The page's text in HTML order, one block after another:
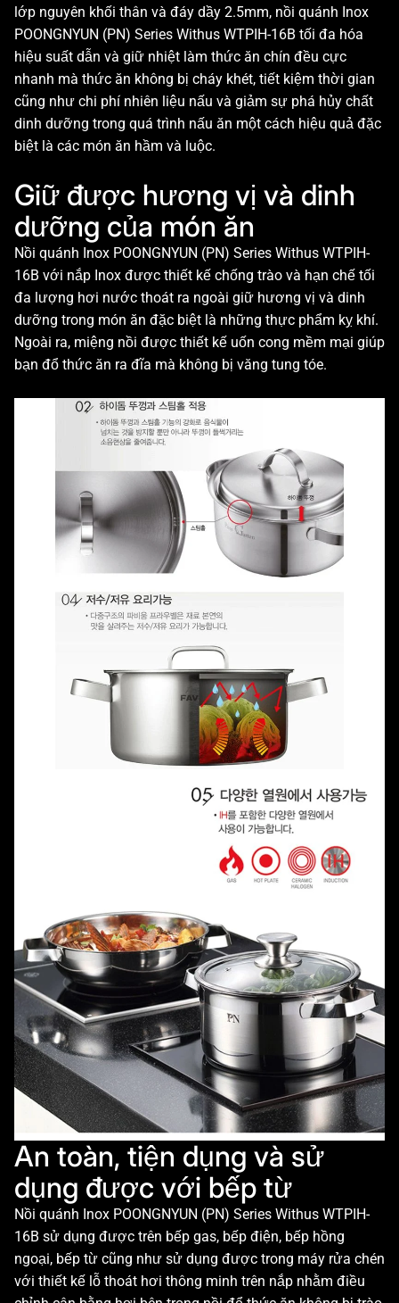
lớp nguyên khối thân và đáy dầy 2.5mm, nồi quánh Inox
POONGNYUN (PN) Series Withus WTPIH-16B tối đa hóa
hiệu suất dẫn và giữ nhiệt làm thức ăn chín đều cực
nhanh mà thức ăn không bị cháy khét, tiết kiệm thời gian
cũng như chi phí nhiên liệu nấu và giảm sự phá hủy chất
dinh dưỡng trong quá trình nấu ăn một cách hiệu quả đặc
biệt là các món ăn hầm và luộc.
Giữ được hương vị và dinh
dưỡng của món ăn
Nồi quánh Inox POONGNYUN (PN) Series Withus WTPIH-
16B với nắp Inox được thiết kế chống trào và hạn chế tối
đa lượng hơi nước thoát ra ngoài giữ hương vị và dinh
dưỡng trong món ăn đặc biệt là những thực phẩm kỵ khí.
Ngoài ra, miệng nồi được thiết kế uốn cong mềm mại giúp
bạn đổ thức ăn ra đĩa mà không bị văng tung tóe.
An toàn, tiện dụng và sử
dụng được với bếp từ
Nồi quánh Inox POONGNYUN (PN) Series Withus WTPIH-
16B sử dụng được trên bếp gas, bếp điện, bếp hồng
ngoại, bếp từ cũng như sử dụng được trong máy rửa chén
với thiết kế lỗ thoát hơi thông minh trên nắp nhằm điều